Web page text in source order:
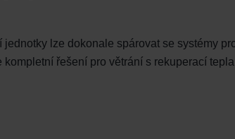
lze dokonale spárovat se systémy
řešení pro větrání s rekuperací